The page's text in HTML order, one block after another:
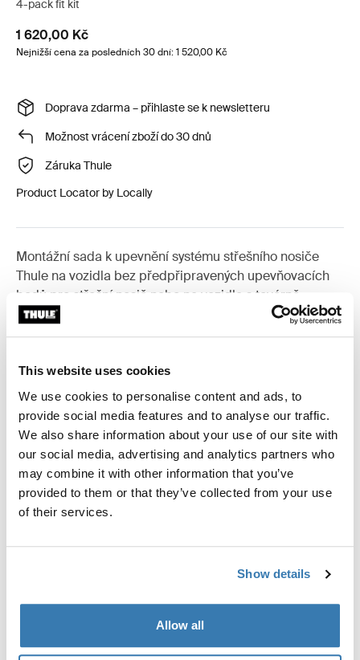
This website uses cookies
We use cookies to personalise content and ads, to
provide social media features and to analyse our traffic.
We also share information about your use of our site with
our social media, advertising and analytics partners who
may combine it with other information that you’ve
provided to them or that they’ve collected from your use
of their services.
Show details
Allow all
4-pack fit kit
1 620,00 Kč
Nejnižší cena za posledních 30 dní: 1 520,00 Kč
Doprava zdarma – přihlaste se k newsletteru
Možnost vrácení zboží do 30 dnů
Záruka Thule
Product Locator by Locally
Montážní sada k upevnění systému střešního nosiče
Thule na vozidla bez předpřipravených upevňovacích
bodů pro střešní nosič nebo na vozidla s továrně
montovaným nosičem.
Toggle features
Všechny funkce
Toggle techspec
Technické údaje
Toggle guides and instructions
Návod
Výrobní informace
Registrovaná ochranná známka: Thule Sweden AB